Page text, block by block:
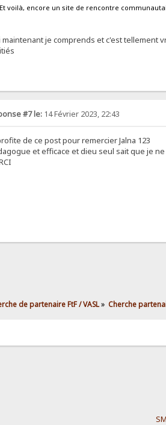
Et voilà, encore un site de rencontre
maintenant je comprends et c'est tellement
#7 le:14 Février 2023, 22:43
de ce post pour remercier Jalna 123
et efficace et dieu seul sait que je
de partenaire FtF / VASL» Cherche